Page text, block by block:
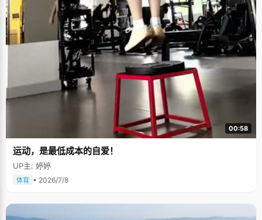
00:58
运动，是最低成本的自爱！
UP主: 婷婷
体育 • 2026/7/8